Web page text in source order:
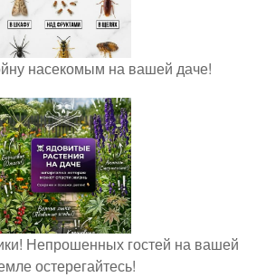
насекомым на вашей даче!
Непрошенных гостей на вашей
остерегайтесь!